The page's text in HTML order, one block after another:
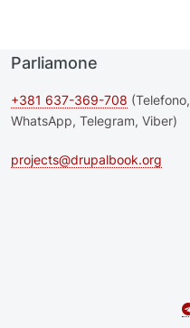
Parliamone
+381 637-369-708 (Telefono,
WhatsApp, Telegram, Viber)
projects@drupalbook.org